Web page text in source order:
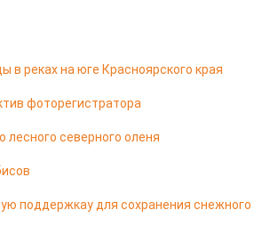
в реках на юге Красноярского края
фоторегистратора
лесного северного оленя
поддержкау для сохранения снежного